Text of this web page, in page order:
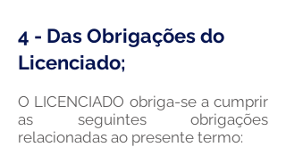
4 - Das Obrigações do
Licenciado;
O LICENCIADO obriga-se a cumprir
as seguintes obrigações
relacionadas ao presente termo: